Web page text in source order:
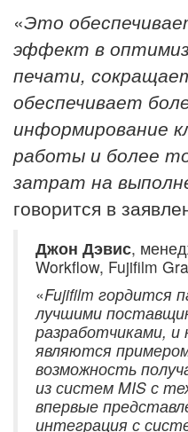
«Это
эффект в
печати,
обеспечивает
информирование
работы и более
затрат на
говорится в
Джон Дэвис,
Workflow, Fujifilm
«Fujifilm гордится
лучшими
разработчиками,
являются
возможность
из систем MIS с
впервые
интеграция с